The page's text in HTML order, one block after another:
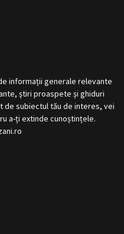
informații generale relevante
știri proaspete și ghiduri
de subiectul tău de interes, vei
a-ți extinde cunoștințele.